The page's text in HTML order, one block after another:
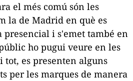
el més comú són les
la de Madrid en què es
i s'emet també en
ho pugui veure en les
tot, es presenten alguns
per les marques de manera